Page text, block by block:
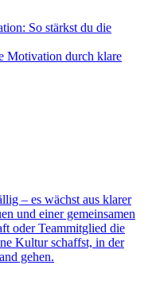
So stärkst du die
Motivation durch klare
– es wächst aus klarer
und einer gemeinsamen
oder Teammitglied die
Kultur schaffst, in der
gehen.